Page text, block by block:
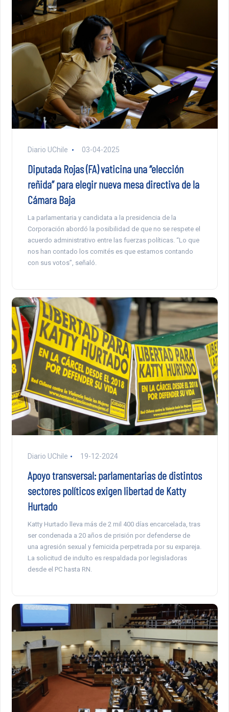
Diario UChile 03-04-2025
Diputada Rojas (FA) vaticina una “elección
reñida” para elegir nueva mesa directiva de la
Cámara Baja
La parlamentaria y candidata a la presidencia de la
Corporación abordó la posibilidad de que no se respete el
acuerdo administrativo entre las fuerzas políticas. “Lo que
nos han contado los comités es que estamos contando
con sus votos”, señaló.
Diario UChile 19-12-2024
Apoyo transversal: parlamentarias de distintos
sectores políticos exigen libertad de Katty
Hurtado
Katty Hurtado lleva más de 2 mil 400 días encarcelada, tras
ser condenada a 20 años de prisión por defenderse de
una agresión sexual y femicida perpetrada por su expareja.
La solicitud de indulto es respaldada por legisladoras
desde el PC hasta RN.